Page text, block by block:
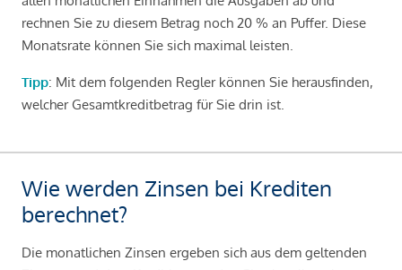
rechnen Sie zu diesem Betrag noch 20 % an Puffer. Diese
Monatsrate können Sie sich maximal leisten.
Tipp: Mit dem folgenden Regler können Sie herausfinden,
welcher Gesamtkreditbetrag für Sie drin ist.
Wie werden Zinsen bei Krediten
berechnet?
Die monatlichen Zinsen ergeben sich aus dem geltenden